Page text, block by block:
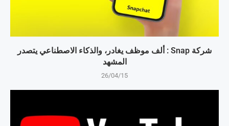
شركة Snap : ألف موظف يغادر، والذكاء الاصطناعي يتصدر
المشهد
26/04/15